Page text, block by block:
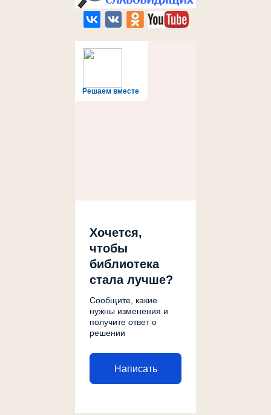
Решаем вместе
Хочется,
чтобы
библиотека
стала лучше?
Сообщите, какие
нужны изменения и
получите ответ о
решении
Написать